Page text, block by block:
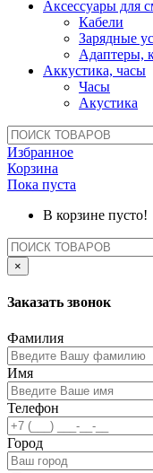
Аксессуары для
Кабели
Зарядные
Адаптеры,
Аккустика, часы
Часы
Акустика
Избранное
Корзина
Пока пуста
В корзине пусто!
×
Заказать звонок
Фамилия
Имя
Телефон
Город